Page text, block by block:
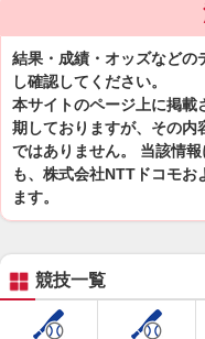
結果・成績・オッズなどの
し確認してください。
本サイトのページ上に掲載
期しておりますが、その内
ではありません。 当該情
も、株式会社NTTドコモ
ます。
競技一覧